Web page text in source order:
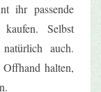
ihr passende
Selbst
auch.
Offhand halten,